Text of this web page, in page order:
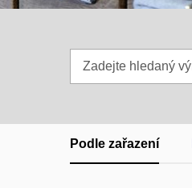
hledaný
Podle zařazení